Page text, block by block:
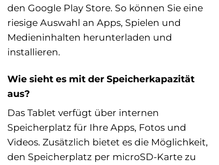
den Google Play Store. So können Sie eine
riesige Auswahl an Apps, Spielen und
Medieninhalten herunterladen und
installieren.
Wie sieht es mit der Speicherkapazität
aus?
Das Tablet verfügt über internen
Speicherplatz für Ihre Apps, Fotos und
Videos. Zusätzlich bietet es die Möglichkeit,
den Speicherplatz per microSD-Karte zu